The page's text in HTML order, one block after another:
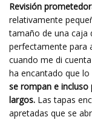
Revisión
relativamente
tamaño de una caja
perfectamente para
cuando me di
ha encantado que lo
se rompan e
largos. Las tapas
apretadas que se